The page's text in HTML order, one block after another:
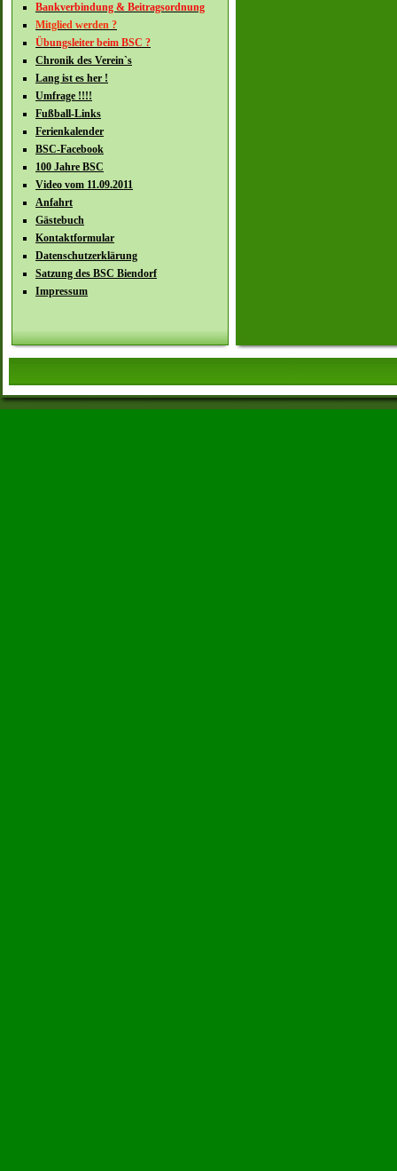
Bankverbindung & Beitragsordnung
Mitglied werden ?
Übungsleiter beim BSC ?
Chronik des Verein`s
Lang ist es her !
Umfrage !!!!
Fußball-Links
Ferienkalender
BSC-Facebook
100 Jahre BSC
Video vom 11.09.2011
Anfahrt
Gästebuch
Kontaktformular
Datenschutzerklärung
Satzung des BSC Biendorf
Impressum